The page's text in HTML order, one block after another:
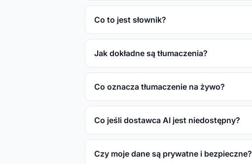
Co to jest słownik?
Jak dokładne są tłumaczenia?
Co oznacza tłumaczenie na żywo?
Co jeśli dostawca AI jest niedostępny?
Czy moje dane są prywatne i bezpieczne?